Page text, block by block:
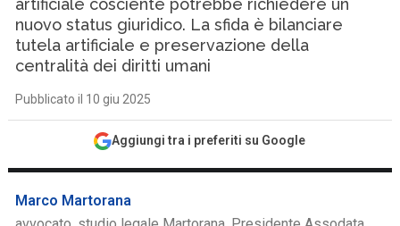
artificiale cosciente potrebbe richiedere un
nuovo status giuridico. La sfida è bilanciare
tutela artificiale e preservazione della
centralità dei diritti umani
Pubblicato il 10 giu 2025
Aggiungi tra i preferiti su Google
Marco Martorana